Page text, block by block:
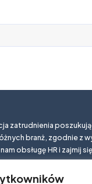
zatrudnienia
branż, zgodnie z
obsługę HR i zajmij